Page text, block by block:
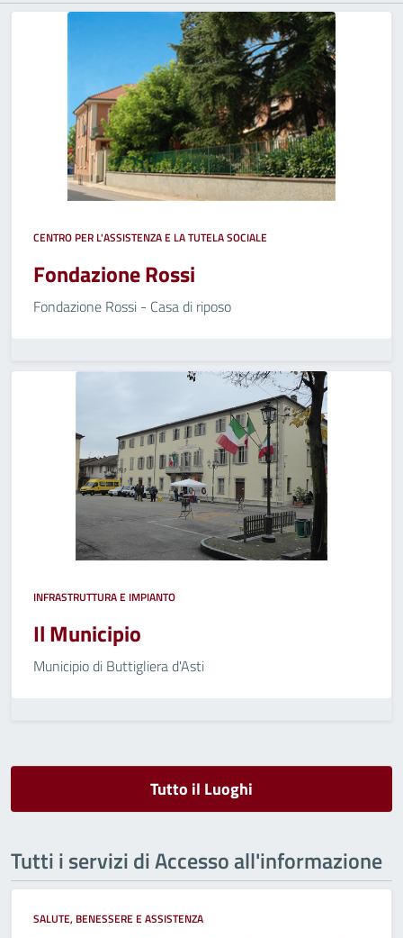
CENTRO PER L'ASSISTENZA E LA TUTELA SOCIALE
Fondazione Rossi
Fondazione Rossi - Casa di riposo
INFRASTRUTTURA E IMPIANTO
Il Municipio
Municipio di Buttigliera d'Asti
Tutto il Luoghi
Tutti i servizi di Accesso all'informazione
SALUTE, BENESSERE E ASSISTENZA